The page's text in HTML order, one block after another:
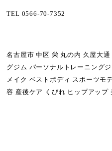
TEL 0566-70-7352
名古屋市 中区 栄 丸の内 久屋大
グジム パーソナルトレーニング
メイク ベストボディ スポーツモ
容 産後ケア くびれ ヒップアップ